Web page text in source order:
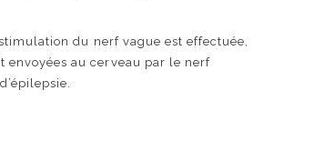
du nerf vague est effectuée,
envoyées au cerveau par le nerf